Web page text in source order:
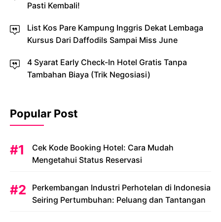
Pasti Kembali!
List Kos Pare Kampung Inggris Dekat Lembaga
Kursus Dari Daffodils Sampai Miss June
4 Syarat Early Check-In Hotel Gratis Tanpa
Tambahan Biaya (Trik Negosiasi)
Popular Post
Cek Kode Booking Hotel: Cara Mudah
Mengetahui Status Reservasi
Perkembangan Industri Perhotelan di Indonesia
Seiring Pertumbuhan: Peluang dan Tantangan